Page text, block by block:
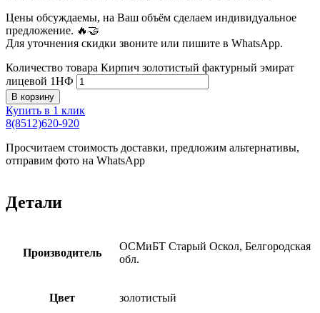
Цены обсуждаемы, на Ваш объём сделаем индивидуальное
предложение. 🔥🤝
Для уточнения скидки звоните или пишите в WhatsApp.
Количество товара Кирпич золотистый фактурный эмират
лицевой 1НФ
В корзину
Купить в 1 клик
8(8512)620-920
Просчитаем стоимость доставки, предложим альтернативы,
отправим фото на WhatsApp
Детали
Производитель
ОСМиБТ Старый Оскол, Белгородская
обл.
Цвет золотистый